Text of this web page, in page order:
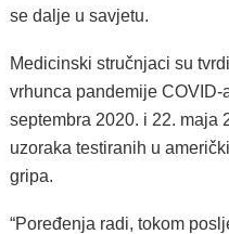
se dalje u savjetu.
Medicinski stručnjaci su
vrhunca pandemije
septembra 2020. i 22. maja
uzoraka testiranih u
gripa.
“Poređenja radi, tokom